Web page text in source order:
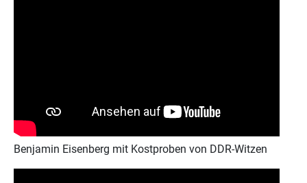
Benjamin Eisenberg mit Kostproben von DDR-Witzen